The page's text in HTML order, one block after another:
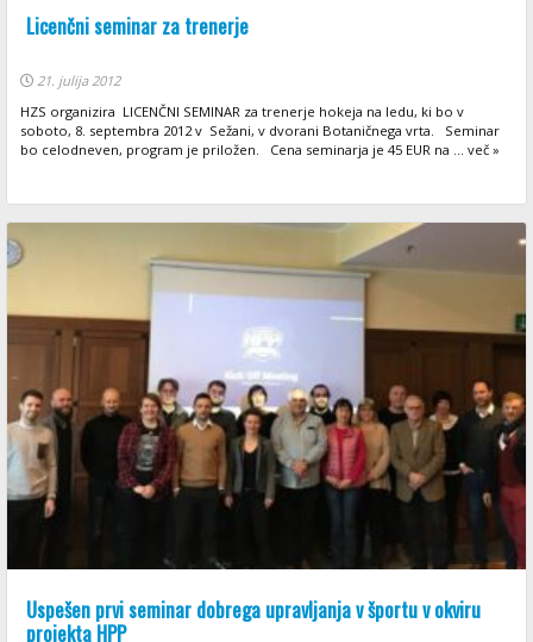
Licenčni seminar za trenerje
21. julija 2012
HZS organizira LICENČNI SEMINAR za trenerje hokeja na ledu, ki bo v
soboto, 8. septembra 2012 v Sežani, v dvorani Botaničnega vrta. Seminar
bo celodneven, program je priložen. Cena seminarja je 45 EUR na ... več »
Uspešen prvi seminar dobrega upravljanja v športu v okviru
projekta HPP